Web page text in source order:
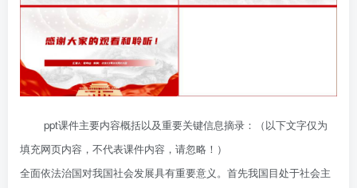
ppt课件主要内容概括以及重要关键信息摘录：（以下文字仅为
填充网页内容，不代表课件内容，请忽略！）
全面依法治国对我国社会发展具有重要意义。首先我国目处于社会主